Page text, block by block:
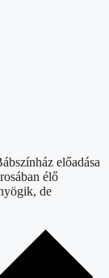
előadása
élő
de